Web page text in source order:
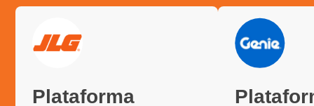
Plataforma